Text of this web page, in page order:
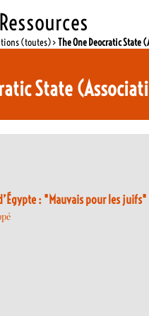
(toutes) >The One Deocratic State
State
: "Mauvais pour les juifs"